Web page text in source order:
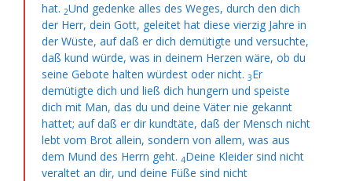
hat. 2Und gedenke alles des Weges, durch den dich
der Herr, dein Gott, geleitet hat diese vierzig Jahre in
der Wüste, auf daß er dich demütigte und versuchte,
daß kund würde, was in deinem Herzen wäre, ob du
seine Gebote halten würdest oder nicht. 3Er
demütigte dich und ließ dich hungern und speiste
dich mit Man, das du und deine Väter nie gekannt
hattet; auf daß er dir kundtäte, daß der Mensch nicht
lebt vom Brot allein, sondern von allem, was aus
dem Mund des Herrn geht. 4Deine Kleider sind nicht
veraltet an dir, und deine Füße sind nicht